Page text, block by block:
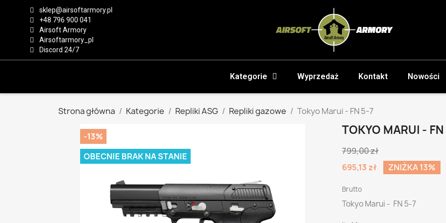
sklep@airsoftarmory.pl
+48 796 900 041
Airsoft Armory
Airsoftarmory_pl
Discord 24/7
Kategorie Wyprzedaż Kontakt Nowości
Strona główna Kategorie Repliki ASG Repliki gazowe Tokyo Marui - FN 5-7
-13%
OBECNIE BRAK NA STANIE
TOKYO MARUI -
799,00 zł
695,13 zł
ZNIŻKA 13%
Brutto
Tokyo Marui - FN 5-7